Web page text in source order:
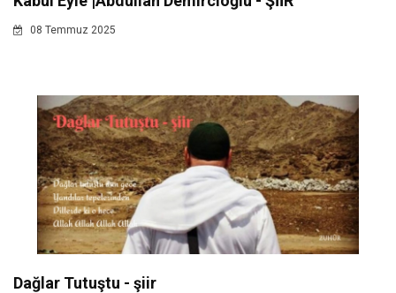
08 Temmuz 2025
Dağlar Tutuştu - şiir